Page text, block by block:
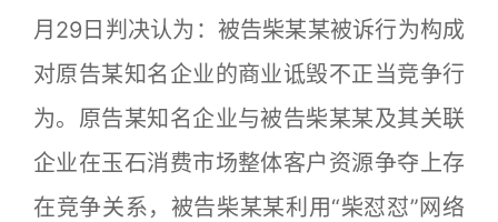
月29日判决认为：被告柴某某被诉行为构成
对原告某知名企业的商业诋毁不正当竞争行
为。原告某知名企业与被告柴某某及其关联
企业在玉石消费市场整体客户资源争夺上存
在竞争关系，被告柴某某利用“柴怼怼”网络